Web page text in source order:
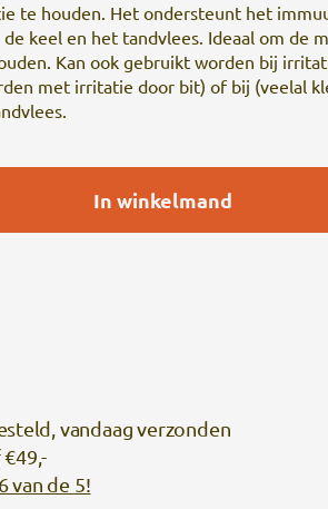
te houden. Het ondersteunt het
keel en het tandvlees. Ideaal om de
Kan ook gebruikt worden bij
met irritatie door bit) of bij (veelal
In winkelmand
vandaag verzonden
van de 5!